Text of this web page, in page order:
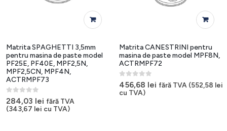
Matrita SPAGHETTI 3,5mm
pentru masina de paste model
PF25E, PF40E, MPF2,5N,
MPF2,5CN, MPF4N,
ACTRMPF73
0out of 5
284,03 lei fără TVA
(343,67 lei cu TVA)
Matrita CANESTRINI pentru
masina de paste model MPF8N,
ACTRMPF72
0out of 5
456,68 lei fără TVA (552,58 lei
cu TVA)